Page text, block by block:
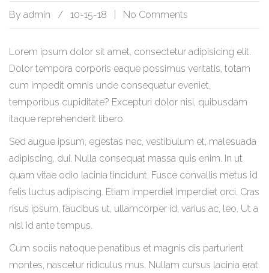
By admin / 10-15-18 No Comments
Lorem ipsum dolor sit amet, consectetur adipisicing elit.
Dolor tempora corporis eaque possimus veritatis, totam
cum impedit omnis unde consequatur eveniet,
temporibus cupiditate? Excepturi dolor nisi, quibusdam
itaque reprehenderit libero.
Sed augue ipsum, egestas nec, vestibulum et, malesuada
adipiscing, dui. Nulla consequat massa quis enim. In ut
quam vitae odio lacinia tincidunt. Fusce convallis metus id
felis luctus adipiscing. Etiam imperdiet imperdiet orci. Cras
risus ipsum, faucibus ut, ullamcorper id, varius ac, leo. Ut a
nisl id ante tempus.
Cum sociis natoque penatibus et magnis dis parturient
montes, nascetur ridiculus mus. Nullam cursus lacinia erat.